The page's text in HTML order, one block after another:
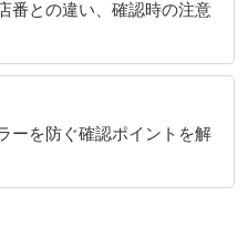
番との違い、確認時の注意
ーを防ぐ確認ポイントを解